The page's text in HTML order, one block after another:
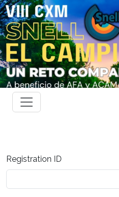
Registration ID